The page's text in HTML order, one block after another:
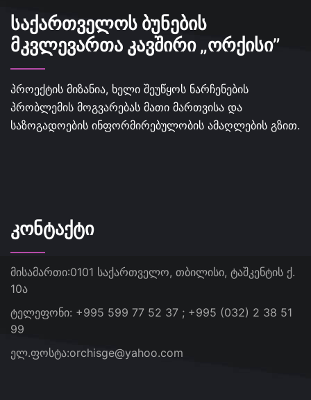
ᲡᲐᲥᲐᲠᲗᲕᲔᲚᲝᲡ ᲑᲣᲜᲔᲑᲘᲡ
ᲛᲙᲕᲚᲔᲕᲐᲠᲗᲐ ᲙᲐᲕᲨᲘᲠᲘ „ᲝᲠᲥᲘᲡᲘ”
პროექტის მიზანია, ხელი შეუწყოს ნარჩენების
პრობლემის მოგვარებას მათი მართვისა და
საზოგადოების ინფორმირებულობის ამაღლების გზით.
ᲙᲝᲜᲢᲐᲥᲢᲘ
მისამართი:0101 საქართველო, თბილისი, ტაშკენტის ქ.
10ა
ტელეფონი: +995 599 77 52 37 ; +995 (032) 2 38 51
99
ელ.ფოსტა:orchisge@yahoo.com